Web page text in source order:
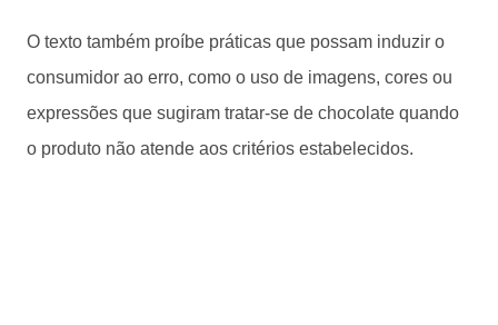
O texto também proíbe práticas que possam induzir o
consumidor ao erro, como o uso de imagens, cores ou
expressões que sugiram tratar-se de chocolate quando
o produto não atende aos critérios estabelecidos.